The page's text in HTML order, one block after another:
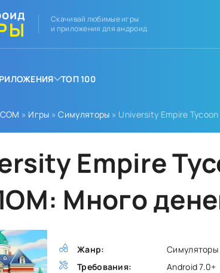
Скачивай любимые игры
и приложения для андроид
ТОП 100
» Игры »Симуляторы » University Empire
Empire
Много
Жанр:
Симуляторы
Требования:
Android 7.0+